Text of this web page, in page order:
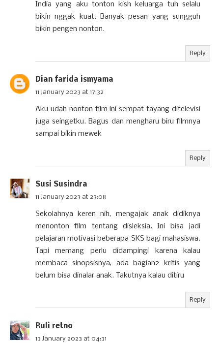
India yang aku tonton kish keluarga tuh selalu
bikin nggak kuat. Banyak pesan yang sungguh
bikin pengen nonton.
Reply
Dian farida ismyama
11 January 2023 at 17:32
Aku udah nonton film ini sempat tayang ditelevisi
juga seingetku. Bagus dan mengharu biru filmnya
sampai bikin mewek
Reply
Susi Susindra
11 January 2023 at 23:08
Sekolahnya keren nih, mengajak anak didiknya
menonton film tentang disleksia. Ini bisa jadi
pelajaran motivasi beberapa SKS bagi mahasiswa.
Tapi memang perlu didampingi karena kalau
membaca sinopsisnya, ada bagian2 kritis yang
belum bisa dinalar anak. Takutnya kalau ditiru
Reply
Ruli retno
13 January 2023 at 04:31